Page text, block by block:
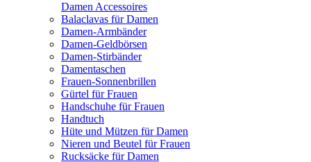
Damen Accessoires
Balaclavas für Damen
Damen-Armbänder
Damen-Geldbörsen
Damen-Stirbänder
Damentaschen
Frauen-Sonnenbrillen
Gürtel für Frauen
Handschuhe für Frauen
Handtuch
Hüte und Mützen für Damen
Nieren und Beutel für Frauen
Rucksäcke für Damen